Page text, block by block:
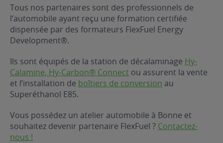
?
gratuit
?
Tous nos partenaires sont des professionnels de
l’automobile ayant reçu une formation certifiée
dispensée par des formateurs FlexFuel Energy
Development®.
Ils sont équipés de la station de décalaminage Hy-
Calamine, Hy-Carbon® Connect ou assurent la vente
et l’installation de boîtiers de conversion au
Superéthanol E85.
Vous possédez un atelier automobile à Bonne et
souhaitez devenir partenaire FlexFuel ? Contactez-
nous !